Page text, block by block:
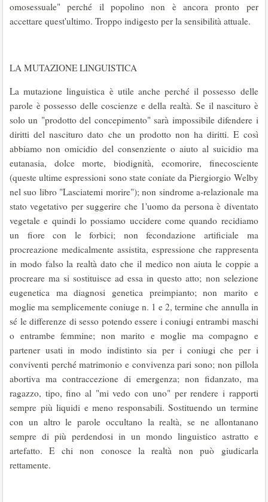
omosessuale" perché il popolino non è ancora pronto per
accettare quest'ultimo. Troppo indigesto per la sensibilità attuale.
LA MUTAZIONE LINGUISTICA
La mutazione linguistica è utile anche perché il possesso delle
parole è possesso delle coscienze e della realtà. Se il nascituro è
solo un "prodotto del concepimento" sarà impossibile difendere i
diritti del nascituro dato che un prodotto non ha diritti. E così
abbiamo non omicidio del consenziente o aiuto al suicidio ma
eutanasia, dolce morte, biodignità, ecomorire, finecosciente
(queste ultime espressioni sono state coniate da Piergiorgio Welby
nel suo libro "Lasciatemi morire"); non sindrome a-relazionale ma
stato vegetativo per suggerire che 1'uomo da persona è diventato
vegetale e quindi lo possiamo uccidere come quando recidiamo
un fiore con le forbici; non fecondazione artificiale ma
procreazione medicalmente assistita, espressione che rappresenta
in modo falso la realtà dato che il medico non aiuta le coppie a
procreare ma si sostituisce ad essa in questo atto; non selezione
eugenetica ma diagnosi genetica preimpianto; non marito e
moglie ma semplicemente coniuge n. 1 e 2, termine che annulla in
sé le differenze di sesso potendo essere i coniugi entrambi maschi
o entrambe femmine; non marito e moglie ma compagno e
partener usati in modo indistinto sia per i coniugi che per i
conviventi perché matrimonio e convivenza pari sono; non pillola
abortiva ma contraccezione di emergenza; non fidanzato, ma
ragazzo, tipo, fino al "mi vedo con uno" per rendere i rapporti
sempre più liquidi e meno responsabili. Sostituendo un termine
con un altro le parole occultano la realtà, se ne allontanano
sempre di più perdendosi in un mondo linguistico astratto e
artefatto. E chi non conosce la realtà non può giudicarla
rettamente.